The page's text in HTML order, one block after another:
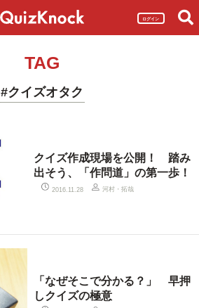
ログイン
TAG
#クイズオタク
クイズ作成現場を公開！ 踏み
出そう、「作問道」の第一歩！
2016.11.28 河村・拓哉
「なぜそこで分かる？」 早押
しクイズの極意